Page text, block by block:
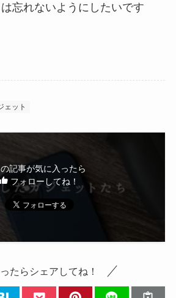
忘れないようにしたいです
ェット
記事が気に入ったら
フォローしてね！
たらシェアしてね！